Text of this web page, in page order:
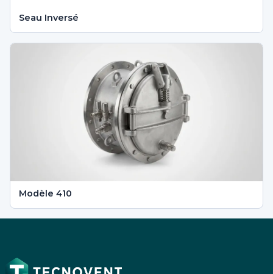
Seau Inversé
Modèle 410